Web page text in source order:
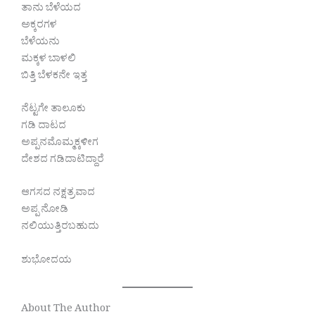
ತಾನು ಬೆಳೆಯದ
ಅಕ್ಕರಗಳ
ಬೆಳೆಯನು
ಮಕ್ಕಳ ಬಾಳಲಿ
ಬಿತ್ತಿ ಬೆಳಕನೇ ಇತ್ತ
ನೆಟ್ಟಗೇ ತಾಲೂಕು
ಗಡಿ ದಾಟದ
ಅಪ್ಪನ‌ಮೊಮ್ಮಕ್ಕಳೀಗ
ದೇಶದ ಗಡಿದಾಟಿದ್ದಾರೆ
ಆಗಸದ ನಕ್ಷತ್ರವಾದ
ಅಪ್ಪ ನೋಡಿ
ನಲಿಯುತ್ತಿರಬಹುದು
ಶುಭೋದಯ
About The Author